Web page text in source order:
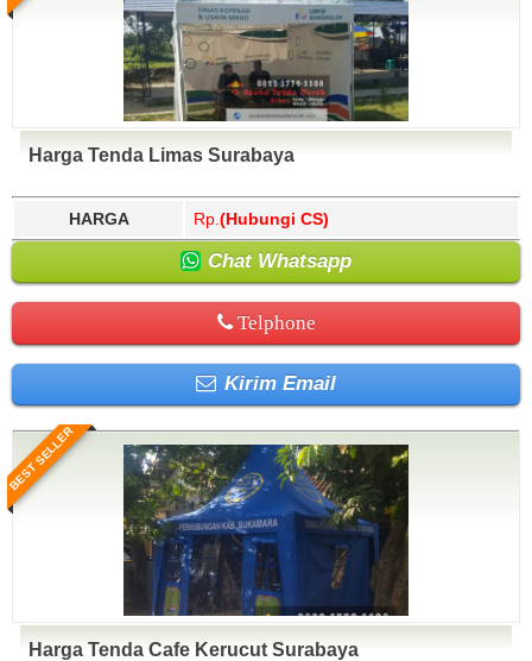
Harga Tenda Limas Surabaya
HARGA Rp. (Hubungi CS)
Chat Whatsapp
Telphone
Kirim Email
BEST SELLER
Harga Tenda Cafe Kerucut Surabaya